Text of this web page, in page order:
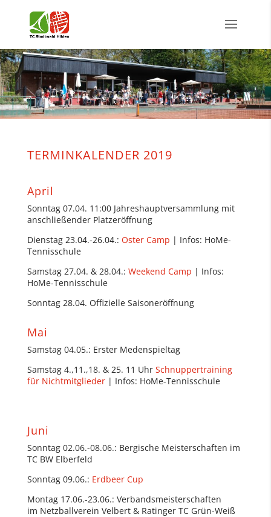
TERMINKALENDER 2019
April
Sonntag 07.04. 11:00 Jahreshauptversammlung mit
anschließender Platzeröffnung
Dienstag 23.04.-26.04.: Oster Camp | Infos: HoMe-
Tennisschule
Samstag 27.04. & 28.04.: Weekend Camp | Infos:
HoMe-Tennisschule
Sonntag 28.04. Offizielle Saisoneröffnung
Mai
Samstag 04.05.: Erster Medenspieltag
Samstag 4.,11.,18. & 25. 11 Uhr Schnuppertraining
für Nichtmitglieder| Infos: HoMe-Tennisschule
Juni
Sonntag 02.06.-08.06.: Bergische Meisterschaften im
TC BW Elberfeld
Sonntag 09.06.: Erdbeer Cup
Montag 17.06.-23.06.: Verbandsmeisterschaften
im Netzballverein Velbert & Ratinger TC Grün-Weiß